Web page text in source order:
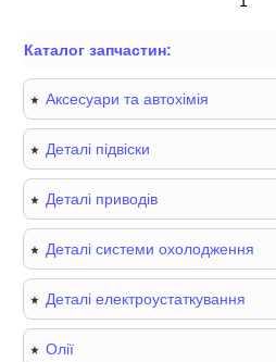
Каталог запчастин:
Аксесуари та автохімія
Деталі підвіски
Деталі приводів
Деталі системи охолодження
Деталі електроустаткування
Олії